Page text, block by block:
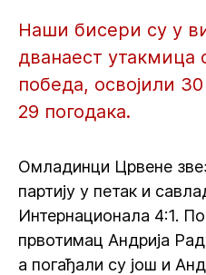
Наши бисери су у
дванаест утакмица
победа, освојили
29 погодака.
Омладинци Црвене
партију у петак и
Интернационала 4:1.
првотимац Андрија
а погађали су још и